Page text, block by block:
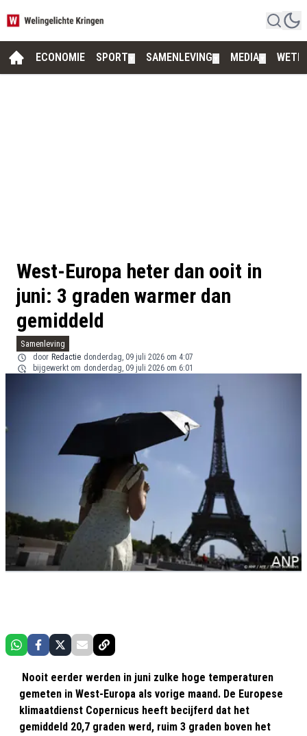
ECONOMIE SPORT SAMENLEVING MEDIA
West-Europa heter dan ooit in
juni: 3 graden warmer dan
gemiddeld
Samenleving
door Redactie donderdag, 09 juli 2026 om 4:07
bijgewerkt om donderdag, 09 juli 2026 om 6:01
Nooit eerder werden in juni zulke hoge temperaturen
gemeten in West-Europa als vorige maand. De Europese
klimaatdienst Copernicus heeft becijferd dat het
gemiddeld 20,7 graden werd, ruim 3 graden boven het